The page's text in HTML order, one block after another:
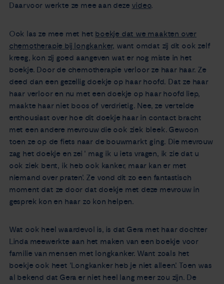
Daarvoor werkte ze mee aan deze video.
Ook las ze mee met het boekje dat we maakten over
chemotherapie bij longkanker, want omdat zij dit ook zelf
kreeg, kon zij goed aangeven wat er nog miste in het
boekje. Door de chemotherapie verloor ze haar haar. Ze
deed dan een gezellig doekje op haar hoofd. Dat ze haar
haar verloor en nu met een doekje op haar hoofd liep,
maakte haar niet boos of verdrietig. Nee, ze vertelde
enthousiast over hoe dit doekje haar in contact bracht
met een andere mevrouw die ook ziek bleek. Gewoon
toen ze op de fiets naar de bouwmarkt ging. Die mevrouw
zag het doekje en zei ' mag ik u iets vragen, ik zie dat u
ook ziek bent, ik heb ook kanker, maar kan er met
niemand over praten'. Ze vond dit zo een fantastisch
moment dat ze door dat doekje met deze mevrouw in
gesprek kon en haar zo kon helpen.
Wat ook heel waardevol is, is dat Gera met haar dochter
Linda meewerkte aan het maken van een boekje voor
familie van mensen met longkanker. Want zoals het
boekje ook heet 'Longkanker heb je niet alleen'. Toen was
al bekend dat Gera er niet heel lang meer zou zijn. De